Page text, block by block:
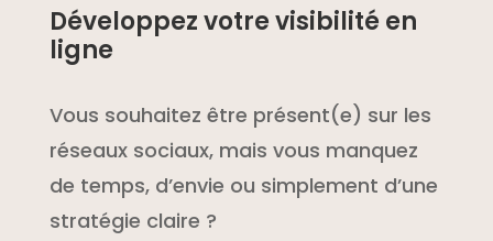
Développez votre visibilité en
ligne
Vous souhaitez être présent(e) sur les
réseaux sociaux, mais vous manquez
de temps, d’envie ou simplement d’une
stratégie claire ?